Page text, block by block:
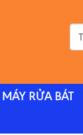
MÁY RỬA BÁT